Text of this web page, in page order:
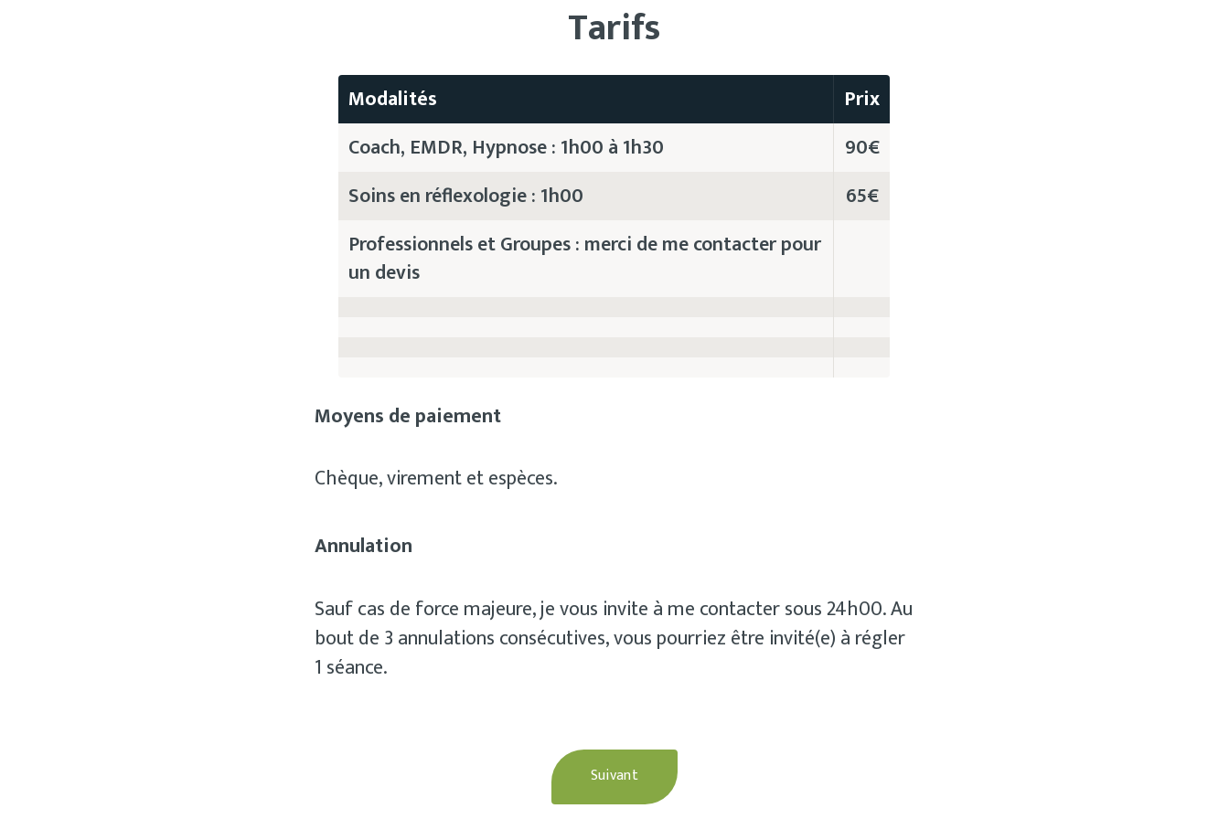
Tarifs
Modalités
Prix
Coach, EMDR, Hypnose : 1h00 à 1h30
90€
Soins en réflexologie : 1h00
65€
Professionnels et Groupes : merci de me contacter pour
un devis
Moyens de paiement
Chèque, virement et espèces.
Annulation
Sauf cas de force majeure, je vous invite à me contacter sous 24h00. Au
bout de 3 annulations consécutives, vous pourriez être invité(e) à régler
1 séance.
Suivant